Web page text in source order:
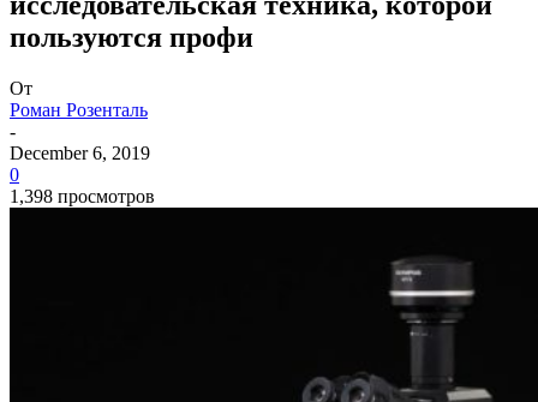
пользуются профи
От
Роман Розенталь
-
December 6, 2019
0
1,398 просмотров